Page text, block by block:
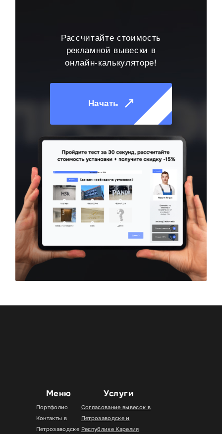
Рассчитайте стоимость
рекламной вывески в
онлайн-калькуляторе!
Начать
Меню
Портфолио
Контакты в
Петрозаводске
Услуги
Согласование вывесок в
Петрозаводске и
Республике Карелия